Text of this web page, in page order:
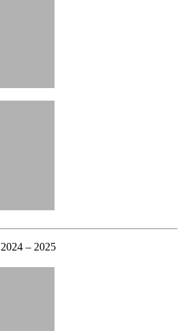
2024 – 2025